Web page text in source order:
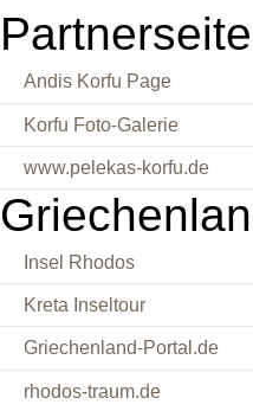
Andis Korfu Page
Korfu Foto-Galerie
www.pelekas-korfu.de
Insel Rhodos
Kreta Inseltour
Griechenland-Portal.de
rhodos-traum.de